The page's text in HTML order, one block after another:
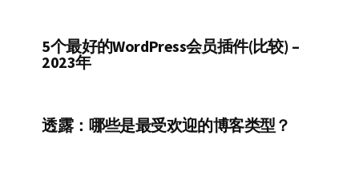
5个最好的WordPress会员插件(比较) –
2023年
透露：哪些是最受欢迎的博客类型？